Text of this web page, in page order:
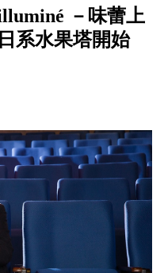
－味蕾上
系水果塔開始